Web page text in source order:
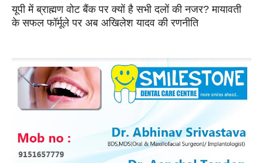
यूपी में ब्राह्मण वोट बैंक पर क्यों है सभी दलों की नजर? मायावती
के सफल फॉर्मूले पर अब अखिलेश यादव की रणनीति